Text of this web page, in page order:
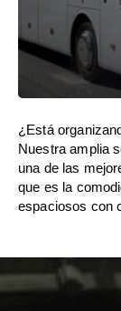
¿Está
Nuestra amplia
una de las
que es la
espaciosos con